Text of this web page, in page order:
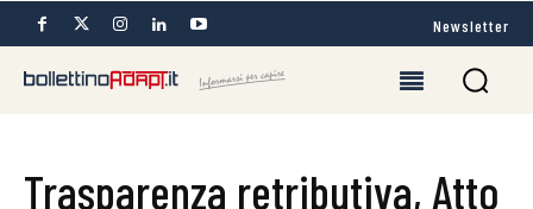
Newsletter
Trasparenza retributiva, Atto